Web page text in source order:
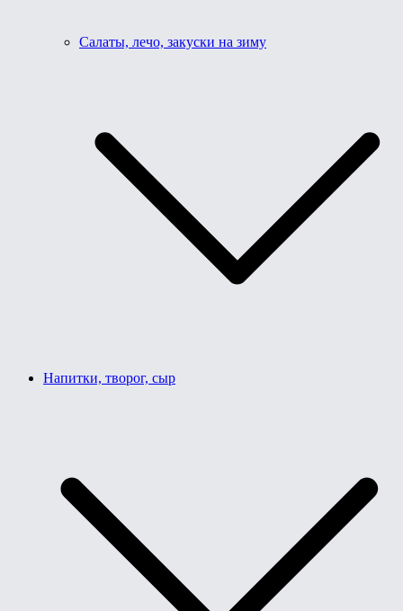
Салаты, лечо, закуски на зиму
Напитки, творог, сыр